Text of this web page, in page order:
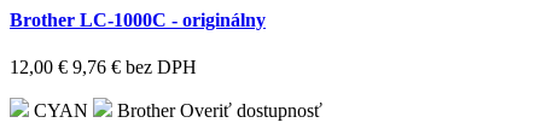
Brother LC-1000C - originálny
12,00 € 9,76 € bez DPH
CYAN Brother Overiť dostupnosť